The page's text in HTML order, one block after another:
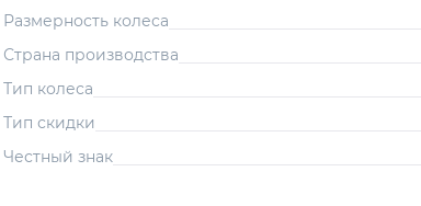
Размерность колеса
Страна производства
Тип колеса
Тип скидки
Честный знак